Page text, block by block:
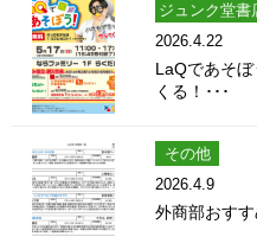
ジュンク堂書
2026.4.22
LaQであそ
くる！･･･
その他
2026.4.9
外商部おす